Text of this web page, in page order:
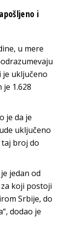
i
u mere
uključeno
je 1.628
je da je
uključeno
taj broj do
jedan od
koji postoji
Srbije, do
dodao je